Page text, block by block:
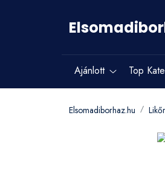
Ajánlott Top
Elsomadiborhaz.hu Likőr